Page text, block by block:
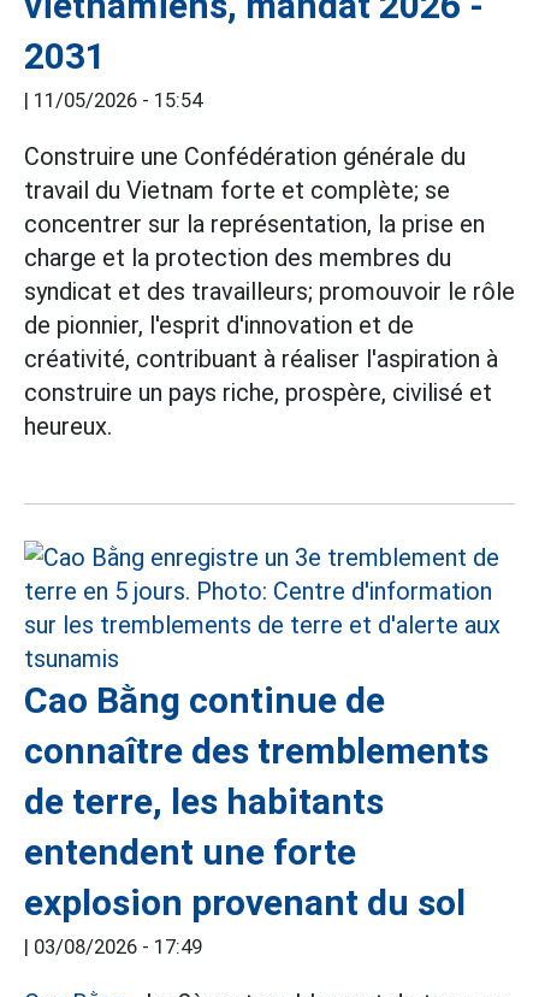
2031
| 11/05/2026 - 15:54
Construire une Confédération générale du
travail du Vietnam forte et complète; se
concentrer sur la représentation, la prise en
charge et la protection des membres du
syndicat et des travailleurs; promouvoir le rôle
de pionnier, l'esprit d'innovation et de
créativité, contribuant à réaliser l'aspiration à
construire un pays riche, prospère, civilisé et
heureux.
Cao Bằng continue de
connaître des tremblements
de terre, les habitants
entendent une forte
explosion provenant du sol
| 03/08/2026 - 17:49